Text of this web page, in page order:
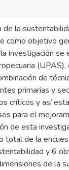
de la
como objetivo
investigación se
(UPAS),
de
primarias y
críticos y así
para el
de esta
total de la
y 6
de la